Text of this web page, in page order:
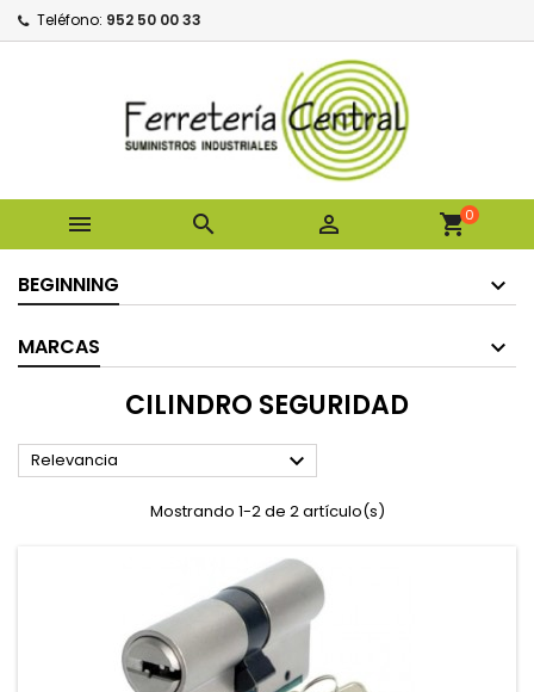
Teléfono: 952 50 00 33
   shopping_cart0
BEGINNING
MARCAS
CILINDRO SEGURIDAD
Relevancia 
Mostrando 1-2 de 2 artículo(s)